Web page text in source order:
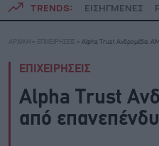
TRENDS: ΕΙΣΗΓΜΕΝΕΣ
ΑΡΧΙΚΗ » ΕΠΙΧΕΙΡΗΣΕΙΣ » Alpha Trust Ανδρομέδα:
ΕΠΙΧΕΙΡΗΣΕΙΣ
Alpha Trust
από